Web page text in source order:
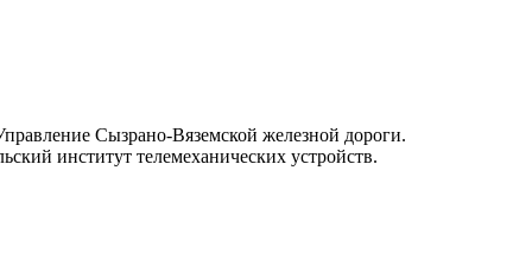
Сызрано-Вяземской железной дороги.
институт телемеханических устройств.